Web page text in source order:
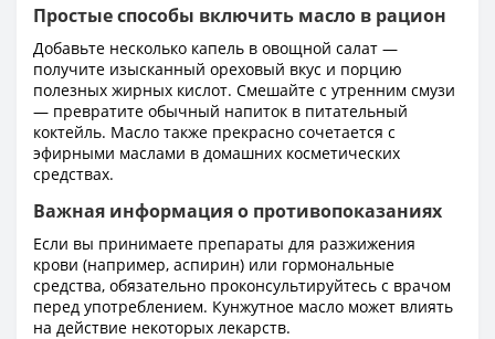
Простые способы включить масло в рацион
Добавьте несколько капель в овощной салат —
получите изысканный ореховый вкус и порцию
полезных жирных кислот. Смешайте с утренним смузи
— превратите обычный напиток в питательный
коктейль. Масло также прекрасно сочетается с
эфирными маслами в домашних косметических
средствах.
Важная информация о противопоказаниях
Если вы принимаете препараты для разжижения
крови (например, аспирин) или гормональные
средства, обязательно проконсультируйтесь с врачом
перед употреблением. Кунжутное масло может влиять
на действие некоторых лекарств.